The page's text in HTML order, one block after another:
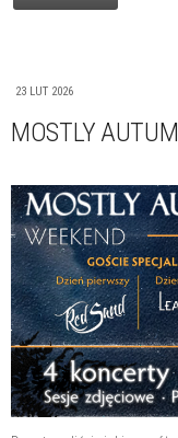
23 LUT 2026
MOSTLY